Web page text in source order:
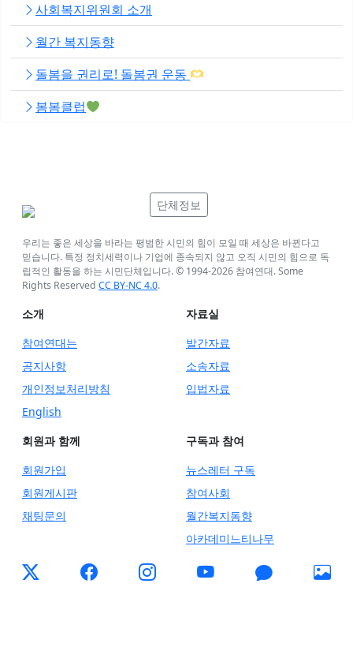
사회복지위원회 소개
월간 복지동향
돌봄을 권리로! 돌봄권 운동
봄봄클럽
단체정보
우리는 좋은 세상을 바라는 평범한 시민의 힘이 모일 때 세상은 바뀐다고
믿습니다. 특정 정치세력이나 기업에 종속되지 않고 오직 시민의 힘으로 독
립적인 활동을 하는 시민단체입니다. © 1994-2026 참여연대. Some
Rights Reserved CC BY-NC 4.0.
소개
참여연대는
공지사항
개인정보처리방침
English
자료실
발간자료
소송자료
입법자료
회원과 함께
회원가입
회원게시판
채팅문의
구독과 참여
뉴스레터 구독
참여사회
월간복지동향
아카데미느티나무